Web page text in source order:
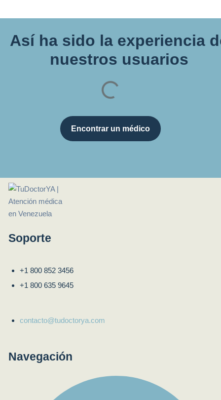
Así ha sido la experiencia
nuestros usuarios
Encontrar un médico
Soporte
+1 800 852 3456
+1 800 635 9645
contacto@tudoctorya.com
Navegación